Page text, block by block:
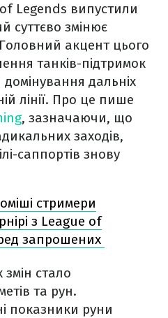
Legends випустили
суттєво змінює
акцент цього
танків-підтримок
дальніх
лінії. Про це пише
, зазначаючи, що
заходів,
саппортів знову
стримери
з League of
запрошених
стало
та рун.
показники руни